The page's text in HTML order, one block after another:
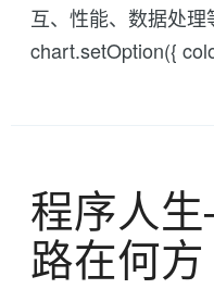
互、性能、数据处理
chart.setOption({
程序人
路在何方